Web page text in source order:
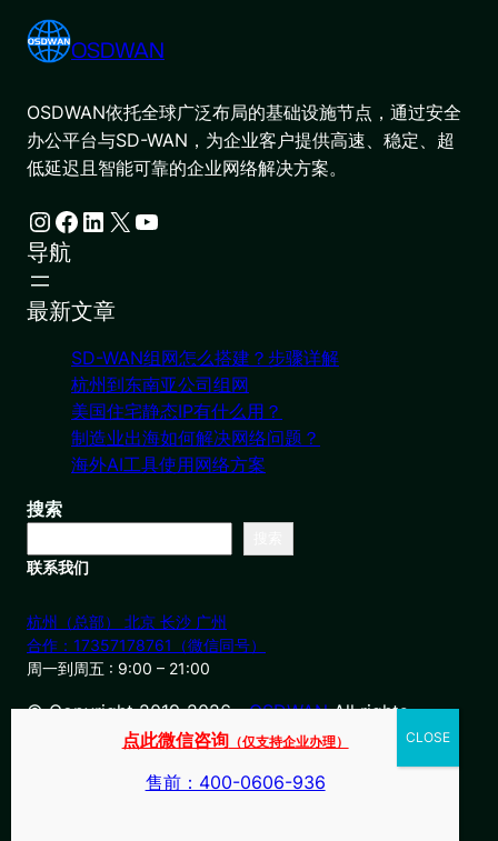
OSDWAN
OSDWAN依托全球广泛布局的基础设施节点，通过安全
办公平台与SD-WAN，为企业客户提供高速、稳定、超
低延迟且智能可靠的企业网络解决方案。
Instagram Facebook LinkedIn X YouTube
导航
最新文章
SD-WAN组网怎么搭建？步骤详解
杭州到东南亚公司组网
美国住宅静态IP有什么用？
制造业出海如何解决网络问题？
海外AI工具使用网络方案
搜索
联系我们
杭州（总部） 北京 长沙 广州
合作：17357178761（微信同号）
周一到周五 : 9:00 – 21:00
© Copyright 2019-2026・OSDWANAll rights
点此微信咨询 （仅支持企业办理）
售前：400-0606-936